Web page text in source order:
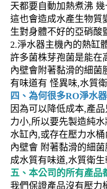
天都要自動加熱煮沸
這也會造成水產生物質
生對身體不好的亞硝酸
2.淨水器主機內的熱缸
許多菌株芽孢菌是能在
內壁會附著黏滑的細菌
有味道有 怪異味,水質
四、為何很多RO淨水
因為可以降低成本,產
力小,所以要先製造純
水缸內,或存在壓力水
內壁會 附著黏滑的細
成水質有味道,水質衛
五、本公司的所有產品
我們保證產品沒有壓力